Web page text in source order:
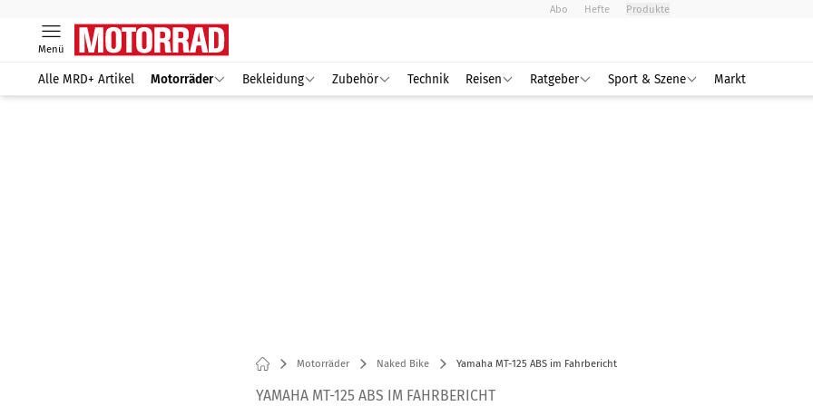
Abo Hefte Produkte
Menü
Alle MRD+ Artikel Motorräder Bekleidung Zubehör Technik Reisen Ratgeber Sport & Szene Markt
Motorräder Naked Bike Yamaha MT-125 ABS im Fahrbericht
YAMAHA MT-125 ABS IM FAHRBERICHT